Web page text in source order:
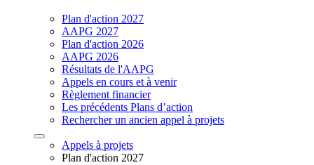
Plan d'action 2027
AAPG 2027
Plan d'action 2026
AAPG 2026
Résultats de l'AAPG
Appels en cours et à venir
Règlement financier
Les précédents Plans d’action
Rechercher un ancien appel à projets
Appels à projets
Plan d'action 2027